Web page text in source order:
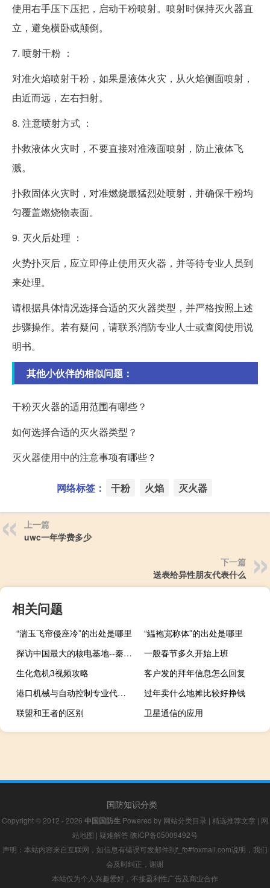
使用右手压下压把，启动干粉喷射。喷射时保持灭火器直
立，避免横卧或颠倒。
7. 喷射干粉 ：
对准火焰喷射干粉，如果是液体火灾，从火焰侧面喷射，
由近而远，左右扫射。
8. 注意喷射方式 ：
扑救液体火灾时，不要直接对准液面喷射，防止液体飞
溅。
扑救固体火灾时，对准燃烧最猛烈处喷射，并确保干粉均
匀覆盖燃烧物表面。
9. 灭火后处理 ：
火势扑灭后，应立即停止使用灭火器，并等待专业人员到
来处理。
请根据具体情况选择合适的灭火器类型，并严格按照上述
步骤操作。若有疑问，请联系消防专业人士或查阅使用说
明书。
其他小伙伴的相似问题：
干粉灭火器的适用范围有哪些？
如何选择合适的灭火器类型？
灭火器使用中的注意事项有哪些？
网络标签： 干粉 火焰 灭火器
上一篇
uwc一年学费多少
下一篇
送表给异性朋友代表什么
相关问题
“湍玉飞帘侵座冷”的出处是哪里
“緼袍宽称体”的出处是哪里
探访中国最大的核电基地--秦山核电站
一般春节多久开始上班
生化危机3视频攻略
客户发的拜年信息怎么回复
港口机械与自动控制专业代码是什么
过年卖什么地摊比较好挣钱
联盟和王者的区别
卫星通信的应用
国防知识分类
Copyright © 2012 - 2026 中国国防生 Powered by 网站分类目录 | 精选推荐文章 | 网
站地图 | 疑难解答 陕ICP备05009492号
声明：本站内容来自互联网，如信息有错误可发邮件到f_fb#foxmail.com说明，我们
会及时纠正，谢谢
本站仅为个人兴趣爱好，不接盈利性广告及商业合作